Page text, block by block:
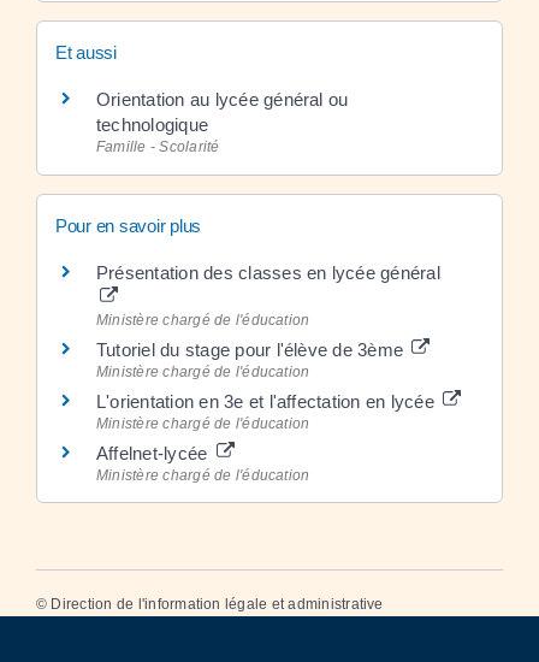
Et aussi
Orientation au lycée général ou
technologique
Famille - Scolarité
Pour en savoir plus
Présentation des classes en lycée général
Ministère chargé de l'éducation
Tutoriel du stage pour l'élève de 3ème
Ministère chargé de l'éducation
L'orientation en 3e et l'affectation en lycée
Ministère chargé de l'éducation
Affelnet-lycée
Ministère chargé de l'éducation
© Direction de l'information légale et administrative